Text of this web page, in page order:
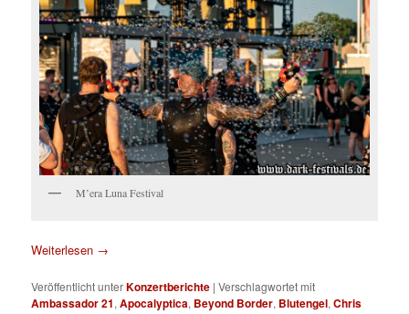
M’era Luna Festival
Weiterlesen →
Veröffentlicht unterKonzertberichte |Verschlagwortet mit
Ambassador 21,Apocalyptica, Beyond Border, Blutengel,Chris